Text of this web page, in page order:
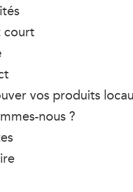
court
vos produits
nous ?